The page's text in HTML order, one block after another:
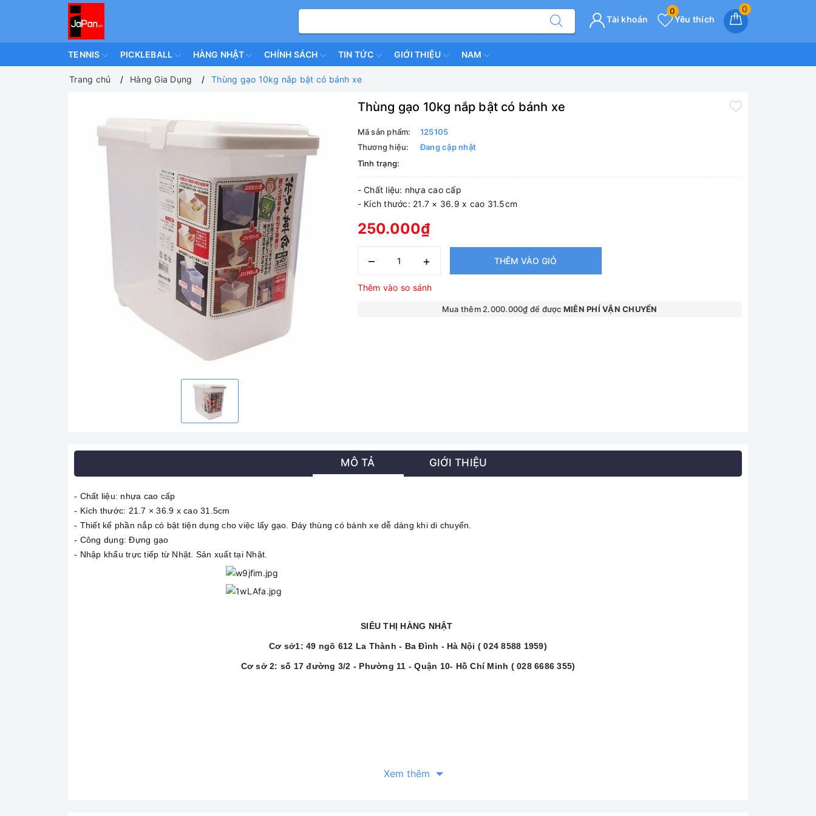
0
Yêu thích
0
Tài khoản
TENNIS PICKLEBALL HÀNG NHẬT CHÍNH SÁCH TIN TỨC GIỚI THIỆU NAM
Trang chủ Hàng Gia Dụng Thùng gạo 10kg nắp bật có bánh xe
Thùng gạo 10kg nắp bật có bánh xe
Mã sản phẩm:
125105
Thương hiệu:
Đang cập nhật
Tình trạng:
- Chất liệu: nhựa cao cấp
- Kích thước: 21.7 × 36.9 x cao 31.5cm
250.000₫
– + THÊM VÀO GIỎ
Thêm vào so sánh
Mua thêm 2.000.000₫ để được MIÊN PHÍ VẬN CHUYỂN
MÔ TẢ GIỚI THIỆU
- Chất liệu: nhựa cao cấp
- Kích thước: 21.7 × 36.9 x cao 31.5cm
- Thiết kế phần nắp có bật tiện dụng cho việc lấy gạo. Đáy thùng có bánh xe dễ dàng khi di chuyển.
- Công dụng: Đựng gạo
- Nhập khẩu trực tiếp từ Nhật. Sản xuất tại Nhật.
SIÊU THỊ HÀNG NHẬT
Cơ sở1: 49 ngõ 612 La Thành - Ba Đình - Hà Nội ( 024 8588 1959)
Cơ sở 2: số 17 đường 3/2 - Phường 11 - Quận 10- Hồ Chí Minh ( 028 6686 355)
Xem thêm